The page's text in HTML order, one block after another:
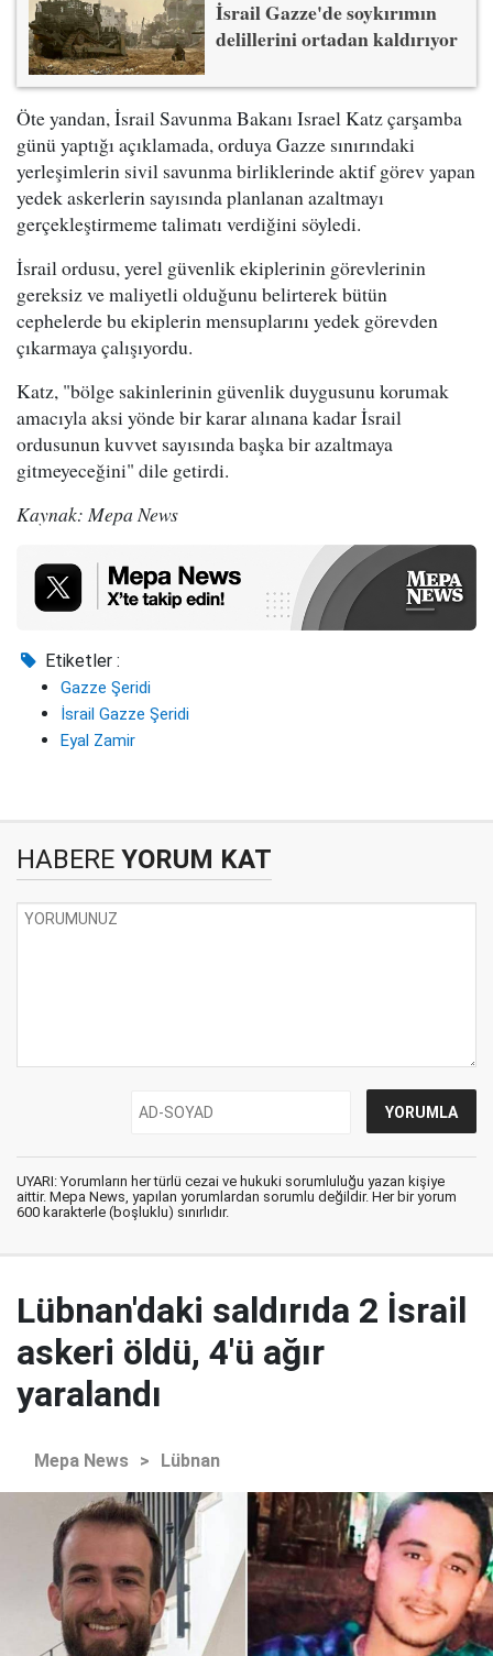
İsrail Gazze'de soykırımın
delillerini ortadan kaldırıyor
Öte yandan, İsrail Savunma Bakanı Israel Katz çarşamba
günü yaptığı açıklamada, orduya Gazze sınırındaki
yerleşimlerin sivil savunma birliklerinde aktif görev yapan
yedek askerlerin sayısında planlanan azaltmayı
gerçekleştirmeme talimatı verdiğini söyledi.
İsrail ordusu, yerel güvenlik ekiplerinin görevlerinin
gereksiz ve maliyetli olduğunu belirterek bütün
cephelerde bu ekiplerin mensuplarını yedek görevden
çıkarmaya çalışıyordu.
Katz, "bölge sakinlerinin güvenlik duygusunu korumak
amacıyla aksi yönde bir karar alınana kadar İsrail
ordusunun kuvvet sayısında başka bir azaltmaya
gitmeyeceğini" dile getirdi.
Kaynak: Mepa News
Etiketler :
Gazze Şeridi
İsrail Gazze Şeridi
Eyal Zamir
HABERE YORUM KAT
UYARI: Yorumların her türlü cezai ve hukuki sorumluluğu yazan kişiye
aittir. Mepa News, yapılan yorumlardan sorumlu değildir. Her bir yorum
600 karakterle (boşluklu) sınırlıdır.
Lübnan'daki saldırıda 2 İsrail
askeri öldü, 4'ü ağır
yaralandı
Mepa News > Lübnan